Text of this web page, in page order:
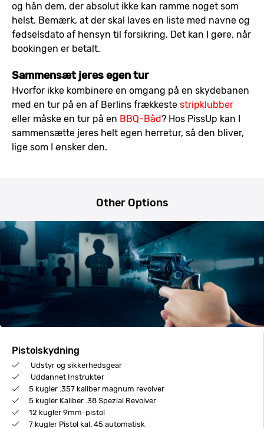
og hån dem, der absolut ikke kan ramme noget som
helst. Bemærk, at der skal laves en liste med navne og
fødselsdato af hensyn til forsikring. Det kan I gøre, når
bookingen er betalt.
Sammensæt jeres egen tur
Hvorfor ikke kombinere en omgang på en skydebanen
med en tur på en af Berlins frækkeste stripklubber
eller måske en tur på en BBQ-Båd? Hos PissUp kan I
sammensætte jeres helt egen herretur, så den bliver,
lige som I ønsker den.
Other Options
Pistolskydning
Udstyr og sikkerhedsgear
Uddannet Instruktør
5 kugler .357 kaliber magnum revolver
5 kugler Kaliber .38 Spezial Revolver
12 kugler 9mm-pistol
7 kugler Pistol kal. 45 automatisk